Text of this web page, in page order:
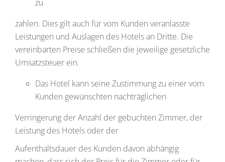
zu
zahlen. Dies gilt auch für vom Kunden veranlasste
Leistungen und Auslagen des Hotels an Dritte. Die
vereinbarten Preise schließen die jeweilige gesetzliche
Umsatzsteuer ein.
Das Hotel kann seine Zustimmung zu einer vom
Kunden gewünschten nachträglichen
Verringerung der Anzahl der gebuchten Zimmer, der
Leistung des Hotels oder der
Aufenthaltsdauer des Kunden davon abhängig